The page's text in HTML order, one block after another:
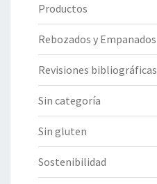
Productos
Rebozados y Empanados
Revisiones bibliográficas
Sin categoría
Sin gluten
Sostenibilidad